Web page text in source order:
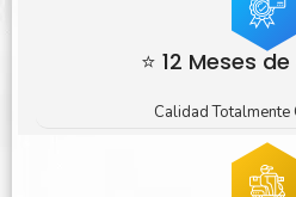
⭐ 12 Meses
Calidad Totalmente